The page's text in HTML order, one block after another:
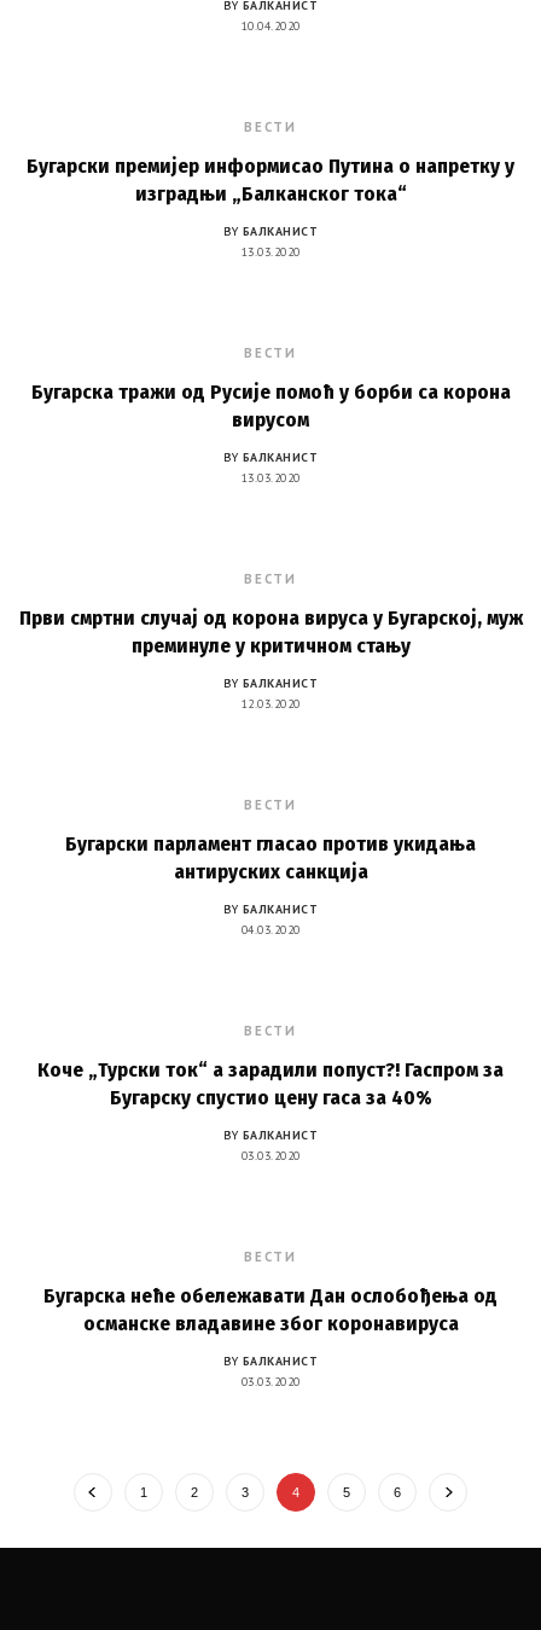
BY БАЛКАНИСТ
10.04.2020
ВЕСТИ
Бугарски премијер информисао Путина о напретку у
изградњи „Балканског тока“
BY БАЛКАНИСТ
13.03.2020
ВЕСТИ
Бугарска тражи од Русије помоћ у борби са корона
вирусом
BY БАЛКАНИСТ
13.03.2020
ВЕСТИ
Први смртни случај од корона вируса у Бугарској, муж
преминуле у критичном стању
BY БАЛКАНИСТ
12.03.2020
ВЕСТИ
Бугарски парламент гласао против укидања
антируских санкција
BY БАЛКАНИСТ
04.03.2020
ВЕСТИ
Коче „Турски ток“ а зарадили попуст?! Гаспром за
Бугарску спустио цену гаса за 40%
BY БАЛКАНИСТ
03.03.2020
ВЕСТИ
Бугарска неће обележавати Дан ослобођења од
османске владавине због коронавируса
BY БАЛКАНИСТ
03.03.2020
1 2 3 4 5 6